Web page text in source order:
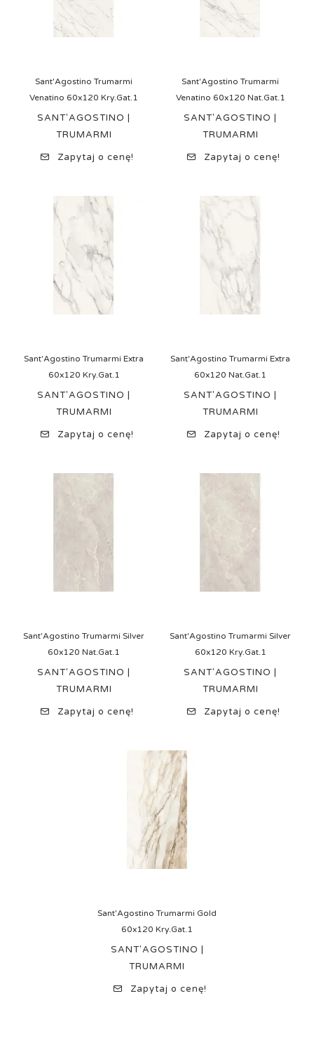
Sant'Agostino Trumarmi
Venatino 60x120 Kry.Gat.1
SANT'AGOSTINO |
TRUMARMI
Zapytaj o cenę!
Sant'Agostino Trumarmi
Venatino 60x120 Nat.Gat.1
SANT'AGOSTINO |
TRUMARMI
Zapytaj o cenę!
Sant'Agostino Trumarmi Extra
60x120 Kry.Gat.1
SANT'AGOSTINO |
TRUMARMI
Zapytaj o cenę!
Sant'Agostino Trumarmi Extra
60x120 Nat.Gat.1
SANT'AGOSTINO |
TRUMARMI
Zapytaj o cenę!
Sant'Agostino Trumarmi Silver
60x120 Nat.Gat.1
SANT'AGOSTINO |
TRUMARMI
Zapytaj o cenę!
Sant'Agostino Trumarmi Silver
60x120 Kry.Gat.1
SANT'AGOSTINO |
TRUMARMI
Zapytaj o cenę!
Sant'Agostino Trumarmi Gold
60x120 Kry.Gat.1
SANT'AGOSTINO |
TRUMARMI
Zapytaj o cenę!